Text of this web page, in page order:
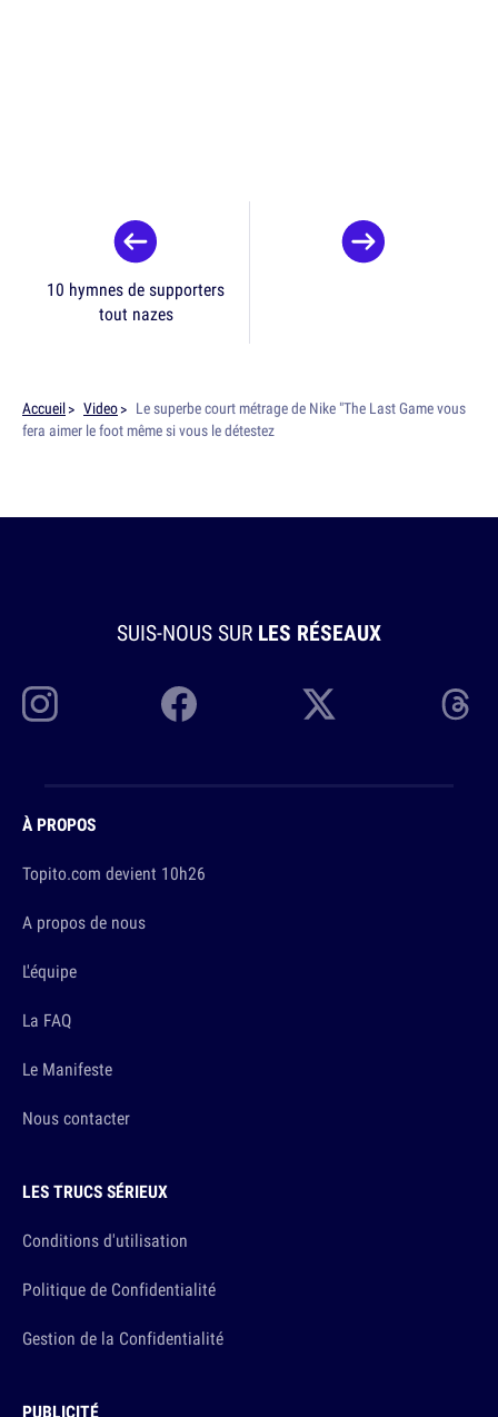
10 hymnes de supporters
tout nazes
Accueil Video
Le superbe court métrage de Nike "The Last Game vous
fera aimer le foot même si vous le détestez
SUIS-NOUS SUR LES RÉSEAUX
À PROPOS
Topito.com devient 10h26
A propos de nous
L'équipe
La FAQ
Le Manifeste
Nous contacter
LES TRUCS SÉRIEUX
Conditions d'utilisation
Politique de Confidentialité
Gestion de la Confidentialité
PUBLICITÉ